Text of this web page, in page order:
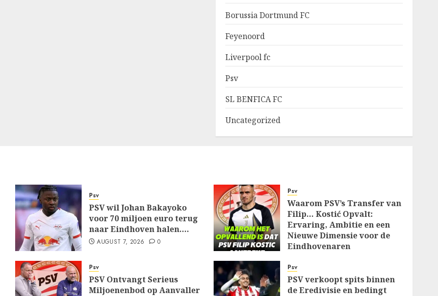
Borussia Dortmund FC
Feyenoord
Liverpool fc
Psv
SL BENFICA FC
Uncategorized
Psv
PSV wil Johan Bakayoko
voor 70 miljoen euro terug
naar Eindhoven halen….
AUGUST 7, 2026 0
Psv
Waarom PSV’s Transfer van
Filip… Kostić Opvalt:
Ervaring, Ambitie en een
Nieuwe Dimensie voor de
Eindhovenaren
Psv
PSV Ontvangt Serieus
Miljoenenbod op Aanvaller
Psv
PSV verkoopt spits binnen
de Eredivisie en bedingt